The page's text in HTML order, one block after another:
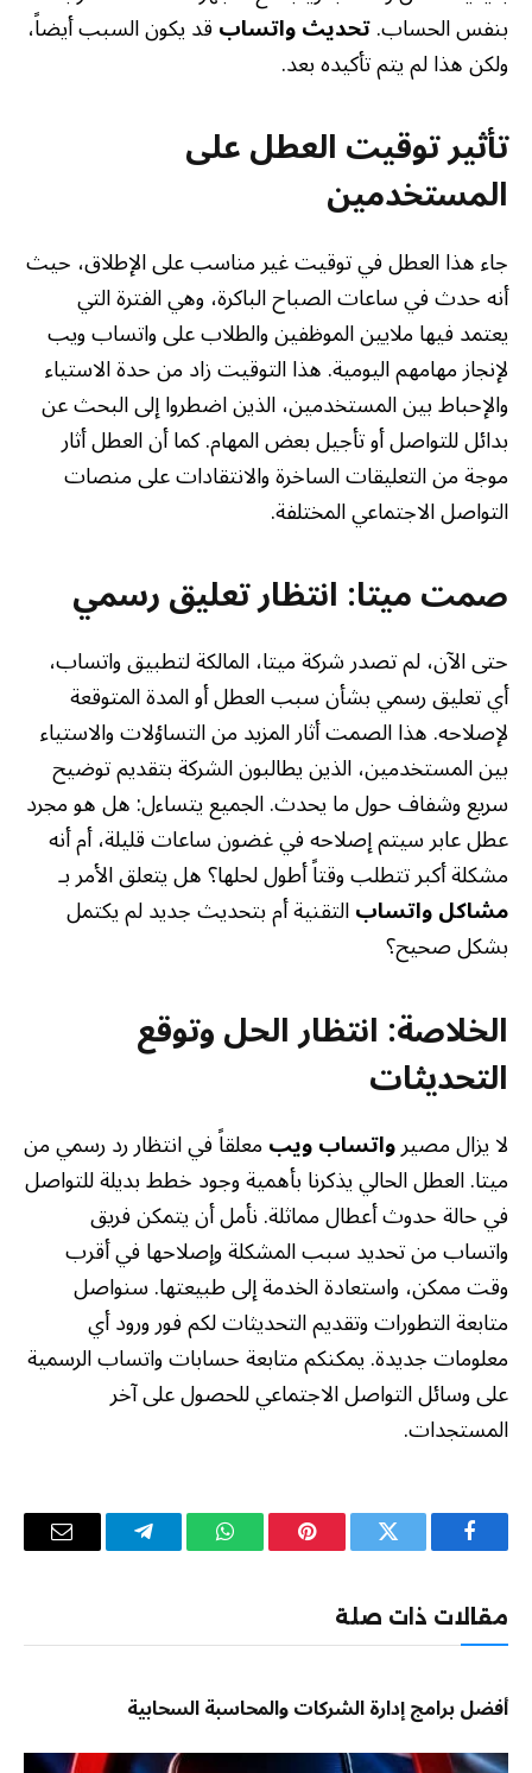
بنفس الحساب.تحديث واتسابقد يكون السبب أيضاً،
ولكن هذا لم يتم تأكيده بعد.
تأثير توقيت العطل على
المستخدمين
جاء هذا العطل في توقيت غير مناسب على الإطلاق، حيث
أنه حدث في ساعات الصباح الباكرة، وهي الفترة التي
يعتمد فيها ملايين الموظفين والطلاب على واتساب ويب
لإنجاز مهامهم اليومية. هذا التوقيت زاد من حدة الاستياء
والإحباط بين المستخدمين، الذين اضطروا إلى البحث عن
بدائل للتواصل أو تأجيل بعض المهام. كما أن العطل أثار
موجة من التعليقات الساخرة والانتقادات على منصات
التواصل الاجتماعي المختلفة.
صمت ميتا: انتظار تعليق رسمي
حتى الآن، لم تصدر شركة ميتا، المالكة لتطبيق واتساب،
أي تعليق رسمي بشأن سبب العطل أو المدة المتوقعة
لإصلاحه. هذا الصمت أثار المزيد من التساؤلات والاستياء
بين المستخدمين، الذين يطالبون الشركة بتقديم توضيح
سريع وشفاف حول ما يحدث. الجميع يتساءل: هل هو مجرد
عطل عابر سيتم إصلاحه في غضون ساعات قليلة، أم أنه
مشكلة أكبر تتطلب وقتاً أطول لحلها؟ هل يتعلق الأمر بـ
مشاكل واتسابالتقنية أم بتحديث جديد لم يكتمل
بشكل صحيح؟
الخلاصة: انتظار الحل وتوقع
التحديثات
لا يزال مصيرواتساب ويبمعلقاً في انتظار رد رسمي من
ميتا. العطل الحالي يذكرنا بأهمية وجود خطط بديلة للتواصل
في حالة حدوث أعطال مماثلة. نأمل أن يتمكن فريق
واتساب من تحديد سبب المشكلة وإصلاحها في أقرب
وقت ممكن، واستعادة الخدمة إلى طبيعتها. سنواصل
متابعة التطورات وتقديم التحديثات لكم فور ورود أي
معلومات جديدة. يمكنكم متابعة حسابات واتساب الرسمية
على وسائل التواصل الاجتماعي للحصول على آخر
المستجدات.
فيسبوك تويتر بينتيريستواتساب تيلقرام
البريد
مقالات ذات صلة
أفضل برامج إدارة الشركات والمحاسبة السحابية